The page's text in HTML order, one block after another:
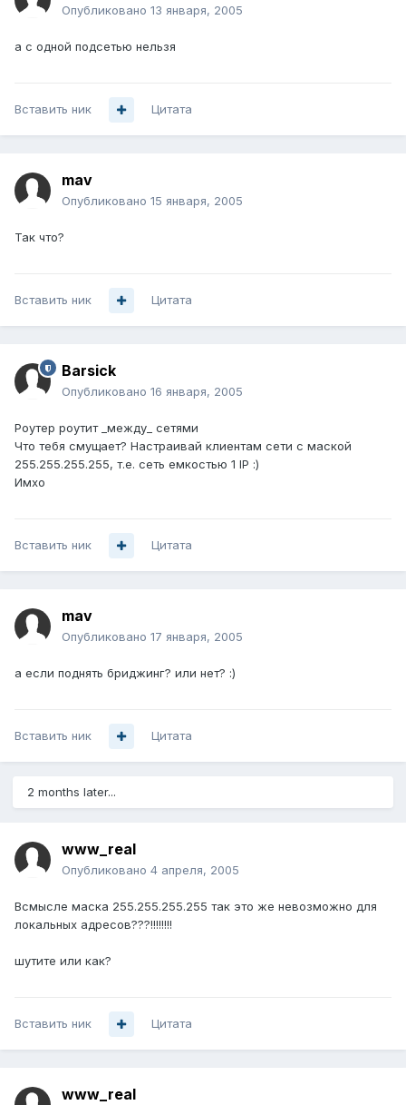
Опубликовано 13 января, 2005
а с одной подсетью нельзя
Вставить ник Цитата
mav
Опубликовано 15 января, 2005
Так что?
Вставить ник Цитата
Barsick
Опубликовано 16 января, 2005
Роутер роутит _между_ сетями
Что тебя смущает? Настраивай клиентам сети с маской
255.255.255.255, т.е. сеть емкостью 1 IP :)
Имхо
Вставить ник Цитата
mav
Опубликовано 17 января, 2005
а если поднять бриджинг? или нет? :)
Вставить ник Цитата
2 months later...
www_real
Опубликовано 4 апреля, 2005
Всмысле маска 255.255.255.255 так это же невозможно для
локальных адресов???!!!!!!!!
шутите или как?
Вставить ник Цитата
www_real